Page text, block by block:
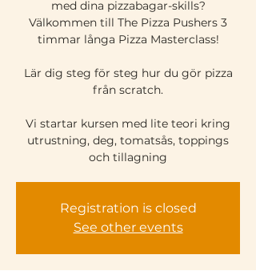
med dina pizzabagar-skills?
Välkommen till The Pizza Pushers 3
timmar långa Pizza Masterclass!
Lär dig steg för steg hur du gör pizza
från scratch.
Vi startar kursen med lite teori kring
utrustning, deg, tomatsås, toppings
och tillagning
Registration is closed
See other events